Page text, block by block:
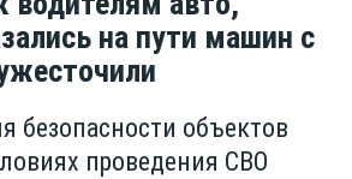
на пути машин с
безопасности объектов
проведения СВО